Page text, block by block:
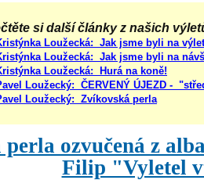
si další články z našich
Loužecká: Jak jsme byli na
Loužecká: Jak jsme byli na
Loužecká: Hurá na koně!
Loužecký: ČERVENÝ ÚJEZD -
Loužecký: Zvíkovská perla
ozvučená z
Filip "Vyletel